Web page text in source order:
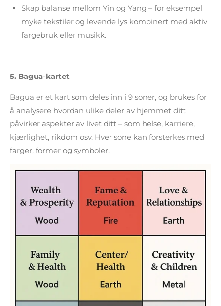
Skap balanse mellom Yin og Yang – for eksempel
myke tekstiler og levende lys kombinert med aktiv
fargebruk eller musikk.
5. Bagua-kartet
Bagua er et kart som deles inn i 9 soner, og brukes for
å analysere hvordan ulike deler av hjemmet ditt
påvirker aspekter av livet ditt – som helse, karriere,
kjærlighet, rikdom osv. Hver sone kan forsterkes med
farger, former og symboler.